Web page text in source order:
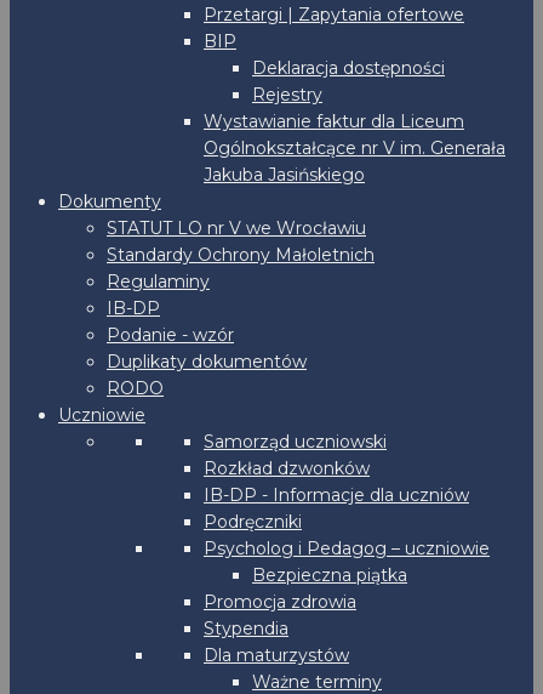
Przetargi | Zapytania ofertowe
BIP
Deklaracja dostępności
Rejestry
Wystawianie faktur dla Liceum
Ogólnokształcące nr V im. Generała
Jakuba Jasińskiego
Dokumenty
STATUT LO nr V we Wrocławiu
Standardy Ochrony Małoletnich
Regulaminy
IB-DP
Podanie - wzór
Duplikaty dokumentów
RODO
Uczniowie
Samorząd uczniowski
Rozkład dzwonków
IB-DP - Informacje dla uczniów
Podręczniki
Psycholog i Pedagog – uczniowie
Bezpieczna piątka
Promocja zdrowia
Stypendia
Dla maturzystów
Ważne terminy